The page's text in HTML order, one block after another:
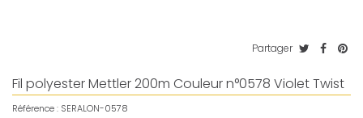
Partager
Fil polyester Mettler 200m Couleur n°0578 Violet Twist
Référence : SERALON-0578